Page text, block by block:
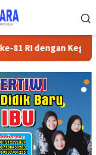
Kegiatan Sosial